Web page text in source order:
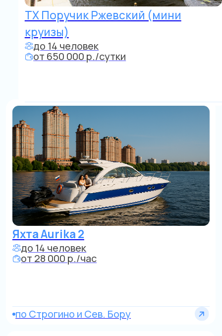
Яхта Rinker
до 7 человек
от 18 000 р./час
От Золотого острова, строгий центр
Яхта Балу
Фуршет до 40 чел. - 650 000 до 10 ч.
Круиз до 12 чел. - 750 000 в сутки